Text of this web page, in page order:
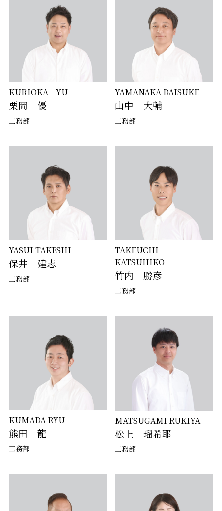
KURIOKA YU
栗岡 優
工務部
YAMANAKA DAISUKE
山中 大輔
工務部
YASUI TAKESHI
保井 建志
工務部
TAKEUCHI
KATSUHIKO
竹内 勝彦
工務部
KUMADA RYU
熊田 龍
工務部
MATSUGAMI RUKIYA
松上 瑠希耶
工務部